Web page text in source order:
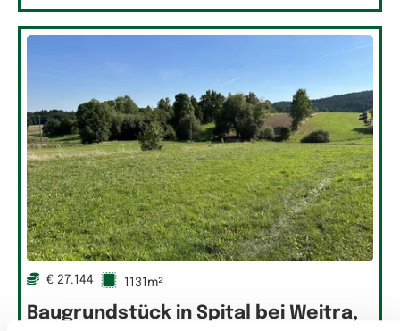
€ 27.144 1131m²
Baugrundstück in Spital bei Weitra,